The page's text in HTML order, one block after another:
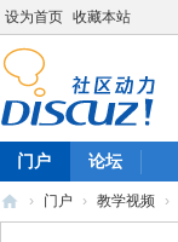
设为首页 收藏本站
门户 论坛
› 门户 › 教学视频 ›